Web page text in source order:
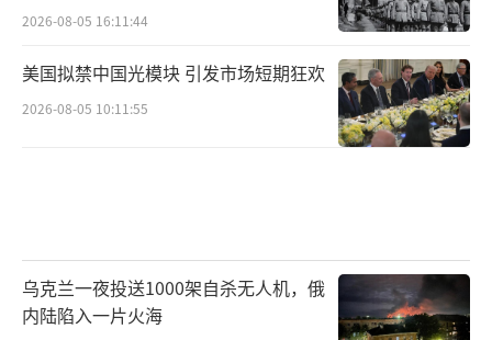
2026-08-05 16:11:44
美国拟禁中国光模块 引发市场短期狂欢
2026-08-05 10:11:55
乌克兰一夜投送1000架自杀无人机，俄
内陆陷入一片火海